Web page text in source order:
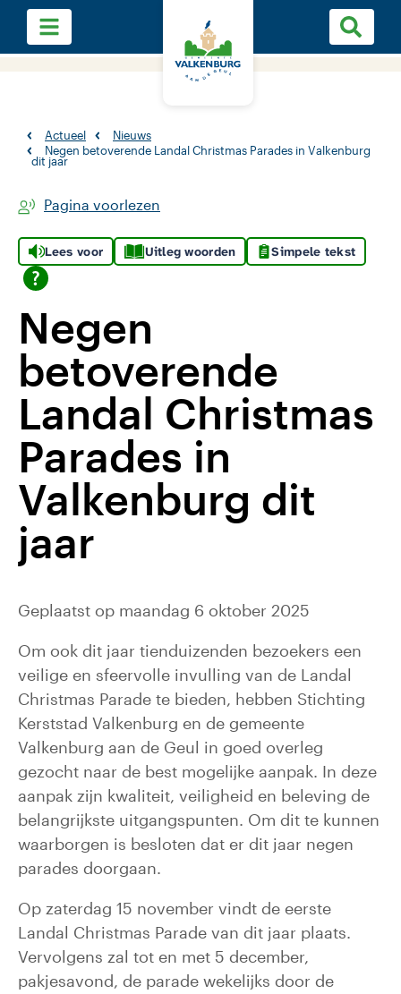
Actueel
Nieuws
Negen betoverende Landal Christmas Parades in Valkenburg
dit jaar
Pagina voorlezen
Lees voor Uitleg woorden Simpele tekst
Negen
betoverende
Landal Christmas
Parades in
Valkenburg dit
jaar
Geplaatst op maandag 6 oktober 2025
Om ook dit jaar tienduizenden bezoekers een
veilige en sfeervolle invulling van de Landal
Christmas Parade te bieden, hebben Stichting
Kerststad Valkenburg en de gemeente
Valkenburg aan de Geul in goed overleg
gezocht naar de best mogelijke aanpak. In deze
aanpak zijn kwaliteit, veiligheid en beleving de
belangrijkste uitgangspunten. Om dit te kunnen
waarborgen is besloten dat er dit jaar negen
parades doorgaan.
Op zaterdag 15 november vindt de eerste
Landal Christmas Parade van dit jaar plaats.
Vervolgens zal tot en met 5 december,
pakjesavond, de parade wekelijks door de